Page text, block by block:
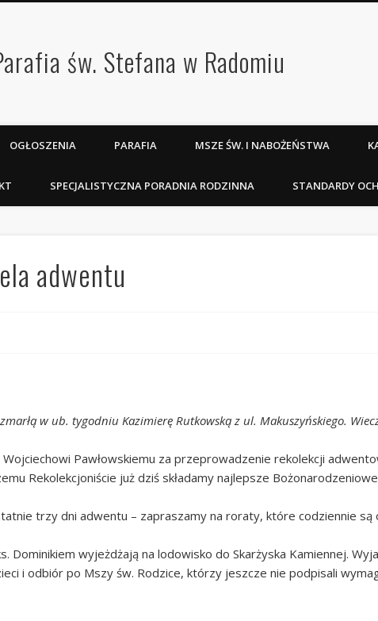
św. Stefana w Radomiu
OGŁOSZENIA PARAFIA MSZE ŚW. I NABOŻEŃSTWA
SPECJALISTYCZNA PORADNIA RODZINNA STANDARDY
adwentu
w ub. tygodniu Kazimierę Rutkowską z ul. Makuszyńskiego.
Wojciechowi Pawłowskiemu za przeprowadzenie rekolekcji
Rekolekcjoniście już dziś składamy najlepsze
trzy dni adwentu – zapraszamy na roraty, które codziennie
Dominikiem wyjeżdżają na lodowisko do Skarżyska Kamiennej.
i odbiór po Mszy św. Rodzice, którzy jeszcze nie podpisali